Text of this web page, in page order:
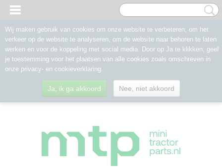
Wij maken gebruik van cookies om onze website te verbeteren, om het
verkeer op de website te analyseren, om de website naar behoren te laten
werken en voor de koppeling met social media. Door op Ja te klikken, geef
je toestemming voor het plaatsen van alle cookies zoals omschreven in
onze privacy- en cookieverklaring.
Ja, ik ga akkoord Nee, niet akkoord